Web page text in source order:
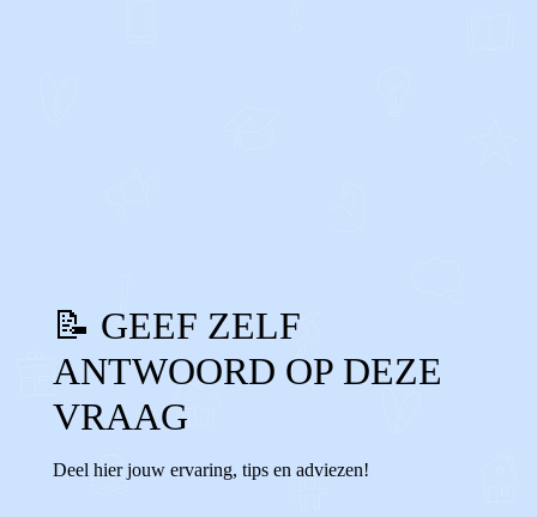
📝 GEEF ZELF
ANTWOORD OP DEZE
VRAAG
Deel hier jouw ervaring, tips en adviezen!